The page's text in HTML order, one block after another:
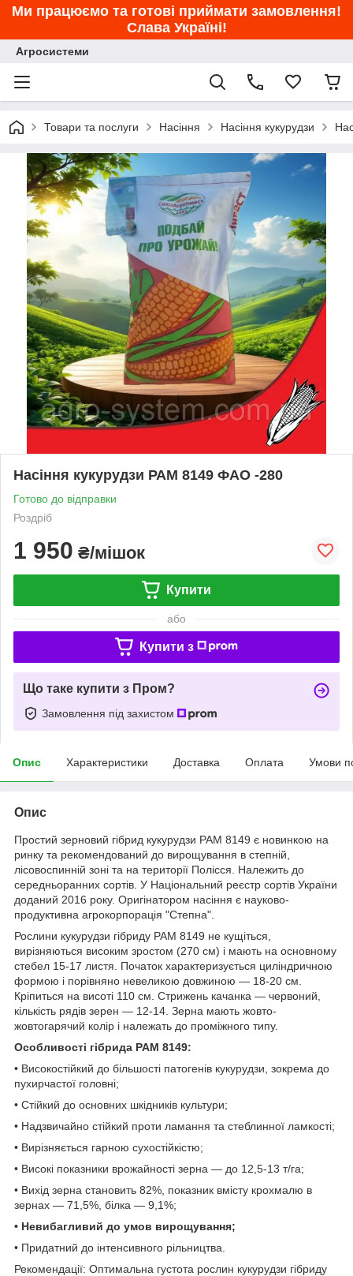
Ми працюємо та готові приймати замовлення!
Слава Україні!
Агросистеми
Товари та послуги Насіння Насіння кукурудзи
Насіння кукурудзи РАМ 8149 ФАО -280
Готово до відправки
Роздріб
1 950 ₴/мішок
Купити
або
Купити з
Що таке купити з Пром?
Замовлення під захистом
Опис Характеристики Доставка Оплата Умови
Опис
Простий зерновий гібрид кукурудзи РАМ 8149 є новинкою на
ринку та рекомендований до вирощування в степній,
лісовоспинній зоні та на території Полісся. Належить до
середньоранних сортів. У Національний реєстр сортів України
доданий 2016 року. Оригінатором насіння є науково-
продуктивна агрокорпорація "Степна".
Рослини кукурудзи гібриду РАМ 8149 не кущіться,
вирізняються високим зростом (270 см) і мають на основному
стебел 15-17 листя. Початок характеризується циліндричною
формою і порівняно невеликою довжиною — 18-20 см.
Кріпиться на висоті 110 см. Стрижень качанка — червоний,
кількість рядів зерен — 12-14. Зерна мають жовто-
жовтогарячий колір і належать до проміжного типу.
Особливості гібрида РАМ 8149:
• Високостійкий до більшості патогенів кукурудзи, зокрема до
пухирчастої головні;
• Стійкий до основних шкідників культури;
• Надзвичайно стійкий проти ламання та стеблинної ламкості;
• Вирізняється гарною сухостійкістю;
• Високі показники врожайності зерна — до 12,5-13 т/га;
• Вихід зерна становить 82%, показник вмісту крохмалю в
зернах — 71,5%, білка — 9,1%;
• Невибагливий до умов вирощування;
• Придатний до інтенсивного рільництва.
Рекомендації: Оптимальна густота рослин кукурудзи гібриду